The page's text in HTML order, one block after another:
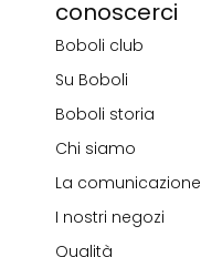
conoscerci
Boboli club
Su Boboli
Boboli storia
Chi siamo
La comunicazione
I nostri negozi
Qualità